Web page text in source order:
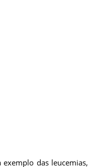
das leucemias,